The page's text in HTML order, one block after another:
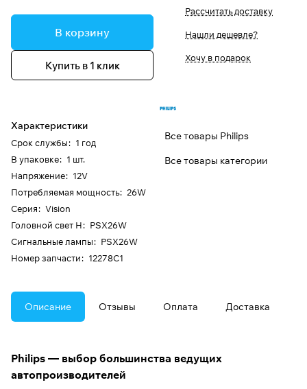
В корзину
Купить в 1 клик
Характеристики
Срок службы: 1 год
В упаковке: 1 шт.
Напряжение: 12V
Потребляемая мощность: 26W
Серия: Vision
Головной свет H: PSX26W
Сигнальные лампы: PSX26W
Номер запчасти: 12278C1
Рассчитать доставку
Нашли дешевле?
Хочу в подарок
Все товары Philips
Все товары категории
Описание Отзывы Оплата Доставка
Philips — выбор большинства ведущих
автопроизводителей